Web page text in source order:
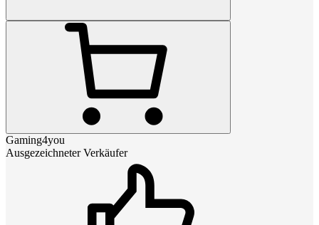
Gaming4you
Ausgezeichneter Verkäufer